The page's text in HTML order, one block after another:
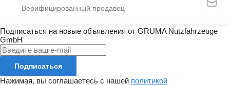
Подписаться на новые объявления от GRUMA Nutzfahrzeuge
GmbH
Подписаться
Нажимая, вы соглашаетесь с нашей политикой